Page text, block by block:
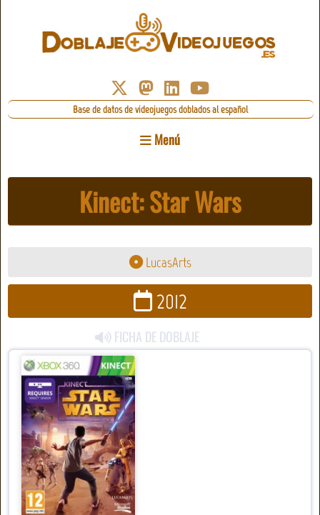
Base de datos de videojuegos doblados al español
Menú
Kinect: Star Wars
LucasArts
2012
FICHA DE DOBLAJE